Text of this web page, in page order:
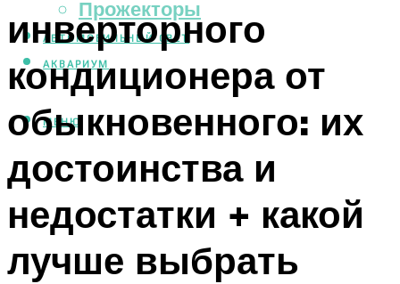
Прожекторы
АВТОМОБИЛЬНЫЙ СВЕТ
АКВАРИУМ
МЕНЮ
инверторного
кондиционера от
обыкновенного: их
достоинства и
недостатки + какой
лучше выбрать